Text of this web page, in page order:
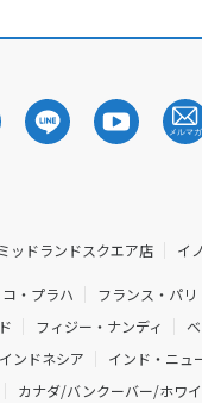
ッドランドスクエア店 イ
・プラハ フランス・パリ
フィジー・ナンディ
インドネシア
インド・ニュ
カナダ/バンクーバー/ホワ